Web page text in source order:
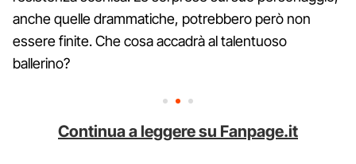
anche quelle drammatiche, potrebbero però non
essere finite. Che cosa accadrà al talentuoso
ballerino?
Continua a leggere su Fanpage.it